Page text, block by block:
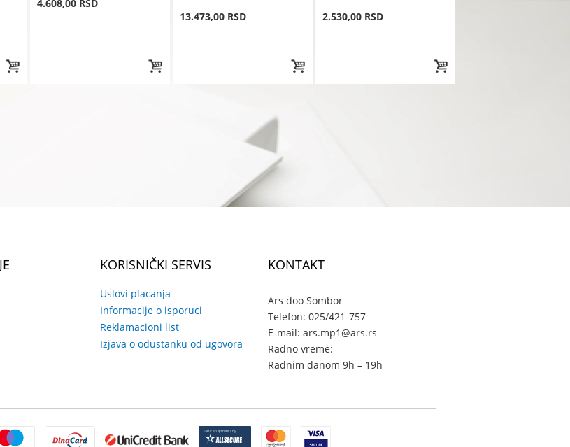
4.608,00 RSD
13.473,00 RSD
2.530,00 RSD
KORISNIČKI SERVIS
Uslovi placanja
Informacije o isporuci
Reklamacioni list
Izjava o odustanku od ugovora
KONTAKT
Ars doo Sombor
Telefon: 025/421-757
E-mail: ars.mp1@ars.rs
Radno vreme:
Radnim danom 9h – 19h